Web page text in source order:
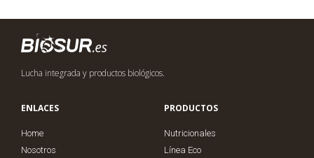
Lucha integrada y productos biológicos.
ENLACES
Home
Nosotros
PRODUCTOS
Nutricionales
Línea Eco